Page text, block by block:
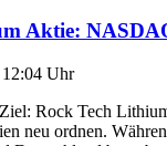
Aktie:
Uhr
Rock Tech
neu ordnen.